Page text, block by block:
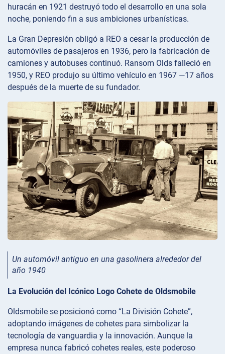
huracán en 1921 destruyó todo el desarrollo en una sola
noche, poniendo fin a sus ambiciones urbanísticas.
La Gran Depresión obligó a REO a cesar la producción de
automóviles de pasajeros en 1936, pero la fabricación de
camiones y autobuses continuó. Ransom Olds falleció en
1950, y REO produjo su último vehículo en 1967 —17 años
después de la muerte de su fundador.
Un automóvil antiguo en una gasolinera alrededor del
año 1940
La Evolución del Icónico Logo Cohete de Oldsmobile
Oldsmobile se posicionó como “La División Cohete”,
adoptando imágenes de cohetes para simbolizar la
tecnología de vanguardia y la innovación. Aunque la
empresa nunca fabricó cohetes reales, este poderoso